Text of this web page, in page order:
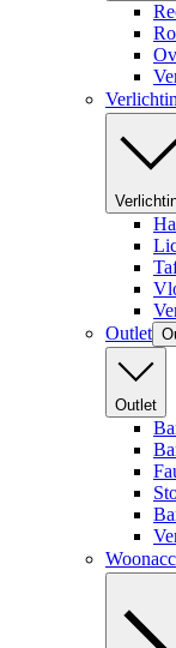
Outlet
Outlet